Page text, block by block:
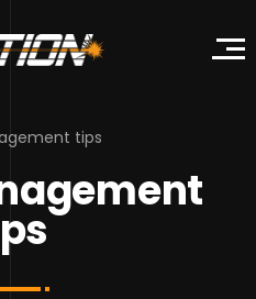
tips